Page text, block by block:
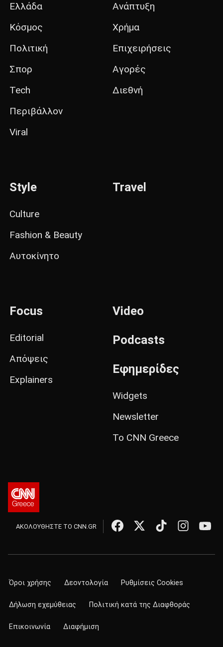
Ελλάδα
Κόσμος
Πολιτική
Σπορ
Tech
Περιβάλλον
Viral
Ανάπτυξη
Χρήμα
Επιχειρήσεις
Αγορές
Διεθνή
Style
Culture
Fashion & Beauty
Αυτοκίνητο
Travel
Focus
Editorial
Απόψεις
Explainers
Video
Podcasts
Εφημερίδες
Widgets
Newsletter
Το CNN Greece
ΑΚΟΛΟΥΘΗΣΤΕ ΤΟ CNN.GR
Όροι χρήσης Δεοντολογία Ρυθμίσεις Cookies
Δήλωση εχεμύθειας Πολιτική κατά της Διαφθοράς
Επικοινωνία Διαφήμιση